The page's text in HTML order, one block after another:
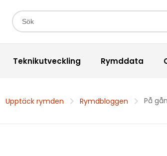
Sökfält
Teknikutveckling Rymddata
Upptäck rymden Rymdbloggen På